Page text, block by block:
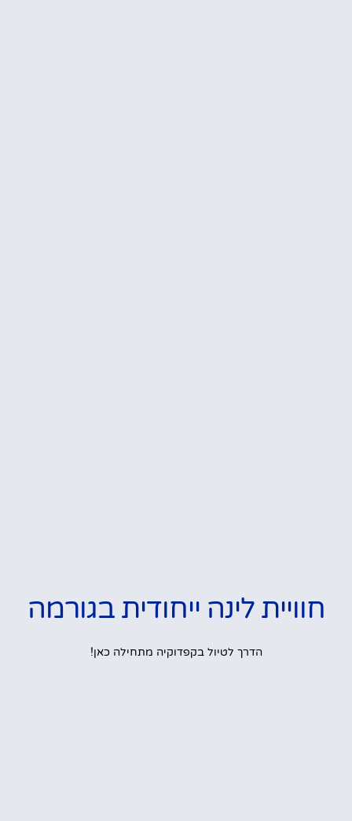
חוויית לינה ייחודית בגורמה
הדרך לטיול בקפדוקיה מתחילה כאן!